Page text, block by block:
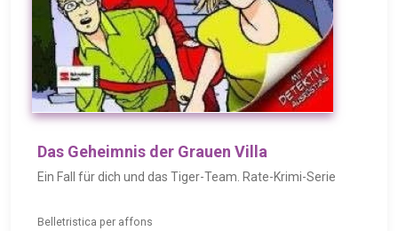
Das Geheimnis der Grauen Villa
Ein Fall für dich und das Tiger-Team. Rate-Krimi-Serie
Belletristica per affons